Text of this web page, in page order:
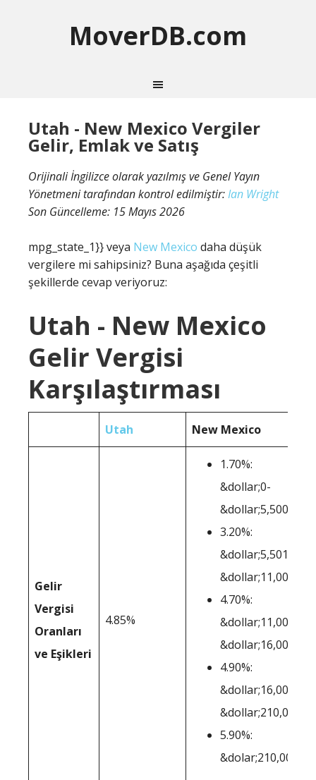
MoverDB.com
Utah - New Mexico Vergiler
Gelir, Emlak ve Satış
Orijinali İngilizce olarak yazılmış ve Genel Yayın
Yönetmeni tarafından kontrol edilmiştir:Ian Wright
Son Güncelleme: 15 Mayıs 2026
mpg_state_1}} veya New Mexico daha düşük
vergilere mi sahipsiniz? Buna aşağıda çeşitli
şekillerde cevap veriyoruz:
Utah - New Mexico
Gelir Vergisi
Karşılaştırması
Utah New Mexico
Gelir
Vergisi
Oranları
ve Eşikleri
4.85%
1.70%:
&dollar;0-
&dollar;5,500
3.20%:
&dollar;5,501-
&dollar;11,000
4.70%:
&dollar;11,001-
&dollar;16,000
4.90%:
&dollar;16,001-
&dollar;210,000
5.90%:
&dolar;210,001+